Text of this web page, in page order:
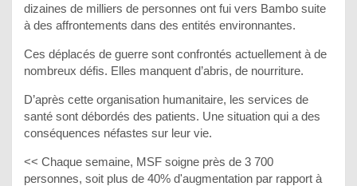
dizaines de milliers de personnes ont fui vers Bambo suite
à des affrontements dans des entités environnantes.
Ces déplacés de guerre sont confrontés actuellement à de
nombreux défis. Elles manquent d’abris, de nourriture.
D’après cette organisation humanitaire, les services de
santé sont débordés des patients. Une situation qui a des
conséquences néfastes sur leur vie.
<< Chaque semaine, MSF soigne près de 3 700
personnes, soit plus de 40% d'augmentation par rapport à